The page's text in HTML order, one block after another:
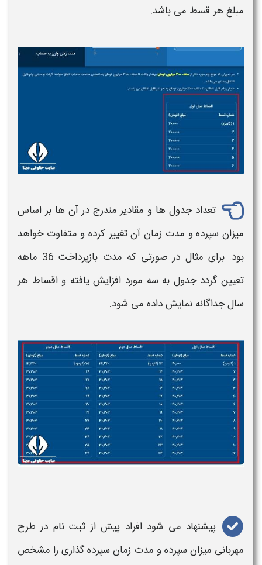
مبلغ هر قسط می باشد.
تعداد جدول ها و مقادیر مندرج در آن ها بر اساس
میزان سپرده و مدت زمان آن تغییر کرده و متفاوت خواهد
بود. برای مثال در صورتی که مدت بازپرداخت 36 ماهه
تعیین گردد جدول به سه مورد افزایش یافته و اقساط هر
سال جداگانه نمایش داده می شود.
پیشنهاد می شود افراد پیش از ثبت نام در طرح
مهربانی میزان سپرده و مدت زمان سپرده گذاری را مشخص